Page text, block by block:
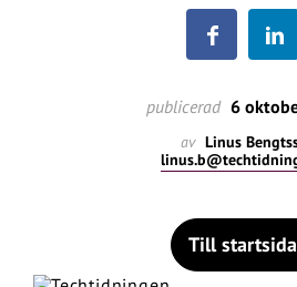
publicerad 6
av Linus
Till